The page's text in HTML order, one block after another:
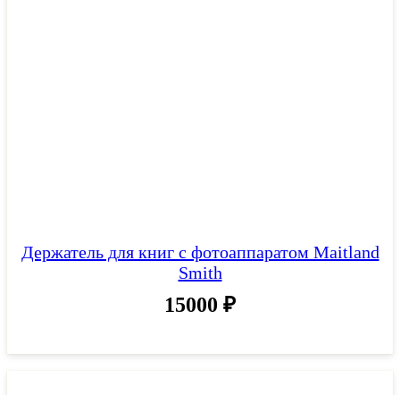
Держатель для книг с фотоаппаратом Maitland
Smith
15000 ₽